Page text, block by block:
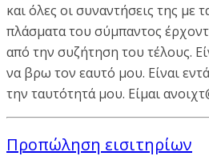
και όλες οι συναντήσεις της με
πλάσματα του σύμπαντος
από την συζήτηση του τέλους.
να βρω τον εαυτό μου. Είναι
την ταυτότητά μου. Είμαι
Προπώληση εισιτηρίων